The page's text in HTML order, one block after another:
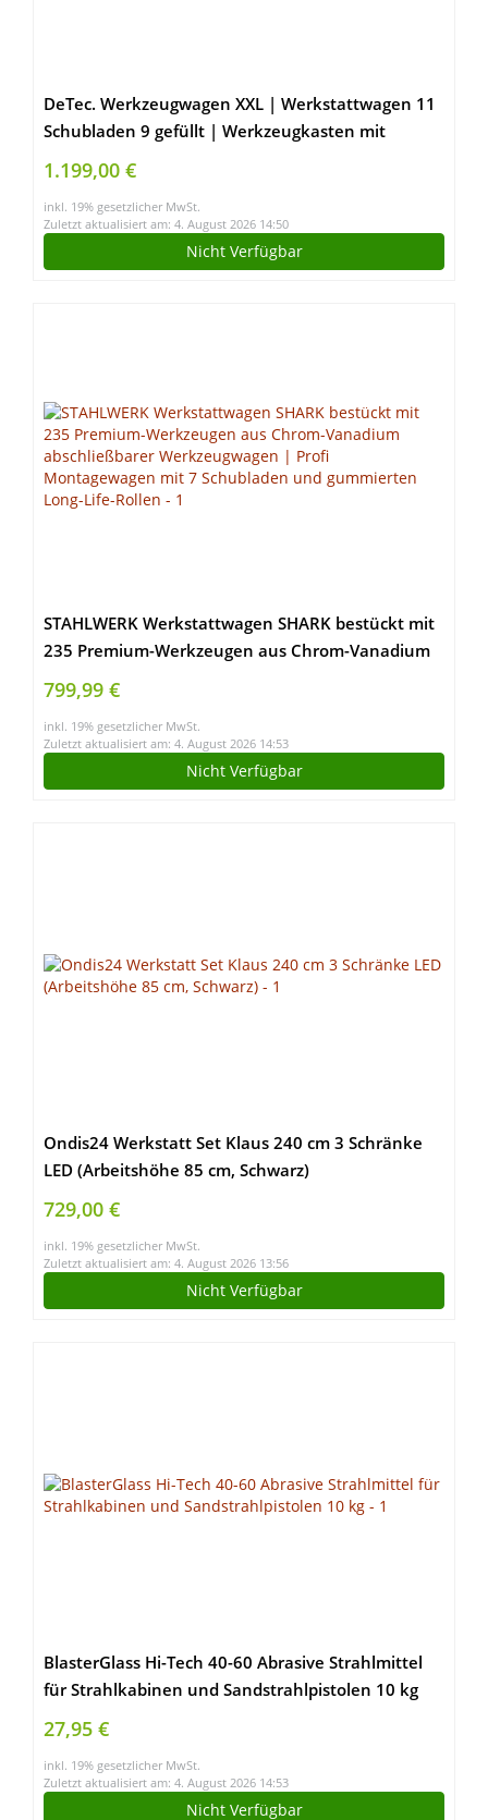
DeTec. Werkzeugwagen XXL | Werkstattwagen 11
Schubladen 9 gefüllt | Werkzeugkasten mit
Holzplatte | Werkzeugschrank rollbar und prall
befüllt mit Werkzeug!
1.199,00 €
inkl. 19% gesetzlicher MwSt.
Zuletzt aktualisiert am: 4. August 2026 14:50
Nicht Verfügbar
STAHLWERK Werkstattwagen SHARK bestückt mit
235 Premium-Werkzeugen aus Chrom-Vanadium
abschließbarer Werkzeugwagen | Profi
Montagewagen mit 7 Schubladen und
gummierten Long-Life-Rollen
799,99 €
inkl. 19% gesetzlicher MwSt.
Zuletzt aktualisiert am: 4. August 2026 14:53
Nicht Verfügbar
Ondis24 Werkstatt Set Klaus 240 cm 3 Schränke
LED (Arbeitshöhe 85 cm, Schwarz)
729,00 €
inkl. 19% gesetzlicher MwSt.
Zuletzt aktualisiert am: 4. August 2026 13:56
Nicht Verfügbar
BlasterGlass Hi-Tech 40-60 Abrasive Strahlmittel
für Strahlkabinen und Sandstrahlpistolen 10 kg
27,95 €
inkl. 19% gesetzlicher MwSt.
Zuletzt aktualisiert am: 4. August 2026 14:53
Nicht Verfügbar